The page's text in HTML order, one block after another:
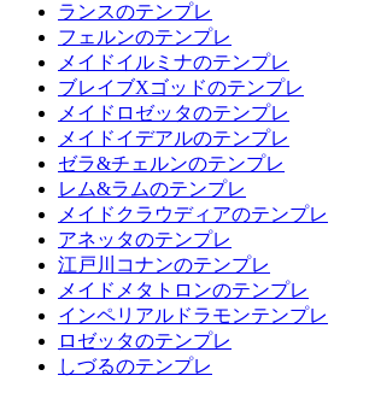
ランスのテンプレ
フェルンのテンプレ
メイドイルミナのテンプレ
ブレイブXゴッドのテンプレ
メイドロゼッタのテンプレ
メイドイデアルのテンプレ
ゼラ&チェルンのテンプレ
レム&ラムのテンプレ
メイドクラウディアのテンプレ
アネッタのテンプレ
江戸川コナンのテンプレ
メイドメタトロンのテンプレ
インペリアルドラモンテンプレ
ロゼッタのテンプレ
しづるのテンプレ